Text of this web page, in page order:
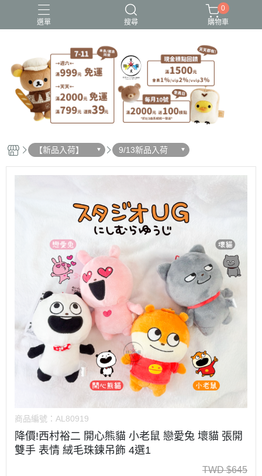
選單 搜尋
史努比歐拉夫 吉伊卡哇 憂傷馬戲團
拉拉熊
迪士尼-玩具總動員
0
購物車
【新品入荷】 9/13新品入荷
商品編號： AL80919
降價!西村裕二 開心熊貓 小老鼠 戀愛兔 壞貓 張開
雙手 表情 絨毛珠鍊吊飾 4選1
TWD $645